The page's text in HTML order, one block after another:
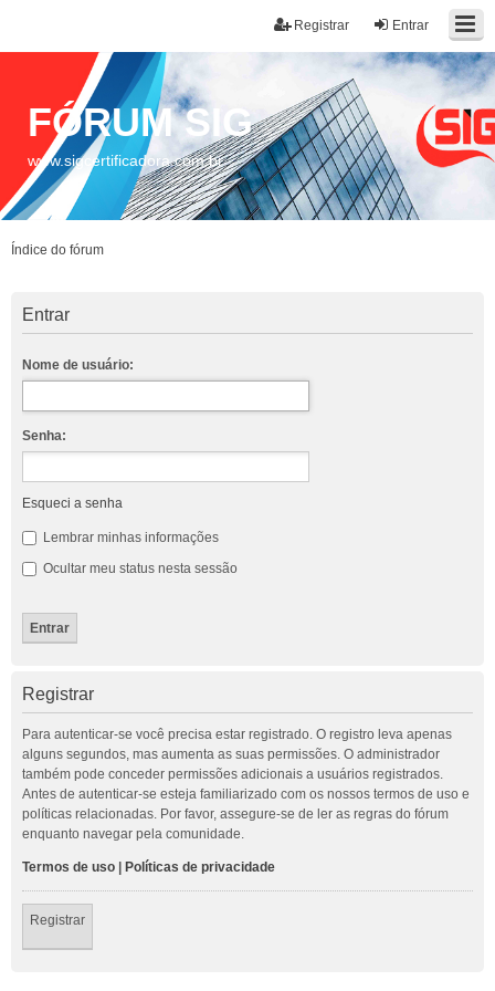
Entrar
Registrar
FÓRUM SIG
www.sigcertificadora.com.br
Índice do fórum
Entrar
Nome de usuário:
Senha:
Esqueci a senha
Lembrar minhas informações
Ocultar meu status nesta sessão
Registrar
Para autenticar-se você precisa estar registrado. O registro leva apenas
alguns segundos, mas aumenta as suas permissões. O administrador
também pode conceder permissões adicionais a usuários registrados.
Antes de autenticar-se esteja familiarizado com os nossos termos de uso e
políticas relacionadas. Por favor, assegure-se de ler as regras do fórum
enquanto navegar pela comunidade.
Termos de uso Políticas de privacidade
Registrar